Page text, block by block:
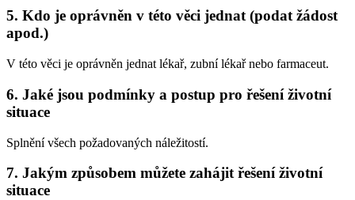
5. Kdo je oprávněn v této věci jednat (podat žádost
apod.)
V této věci je oprávněn jednat lékař, zubní lékař nebo farmaceut.
6. Jaké jsou podmínky a postup pro řešení životní
situace
Splnění všech požadovaných náležitostí.
7. Jakým způsobem můžete zahájit řešení životní
situace